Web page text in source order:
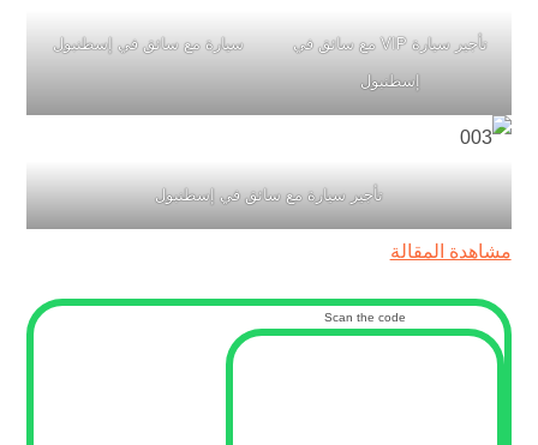
تأجير سيارة VIP مع سائق في
إسطنبول
سيارة مع سائق في إسطنبول
تأجير سيارة مع سائق في إسطنبول
مشاهدة المقالة
Scan the code